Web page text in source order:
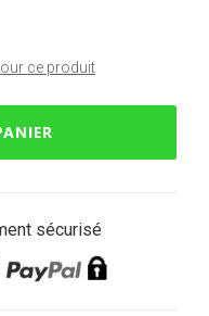
ce produit
sécurisé